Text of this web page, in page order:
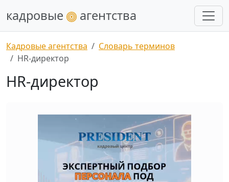
кадровые агентства
Кадровые агентства
Словарь терминов
HR-директор
HR-директор